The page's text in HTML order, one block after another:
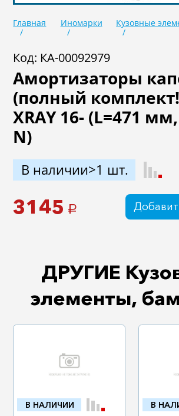
Масла
Садовая техника
Лодки и моторы
Электроинструмент
и оснастка
Главная Иномарки Кузовные
Код: КА-00092979
Амортизаторы
(полный
XRAY 16- (L=471
N)
В наличии>1 шт.
3145 a
ДРУГИЕ
элементы,
В НАЛИЧИИ В